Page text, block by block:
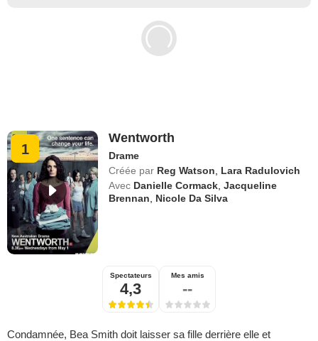
1
Wentworth
Drame
Créée par Reg Watson
Lara Radulovich
Avec Danielle Cormack ,Jacqueline
Brennan
Nicole Da Silva
Spectateurs
4,3
Mes amis
--
Condamnée, Bea Smith doit laisser sa fille derrière elle et